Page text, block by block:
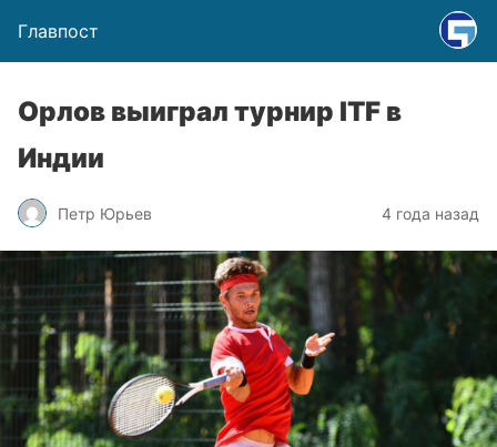
Главпост
Орлов выиграл турнир ITF в
Индии
Петр Юрьев 4 года назад